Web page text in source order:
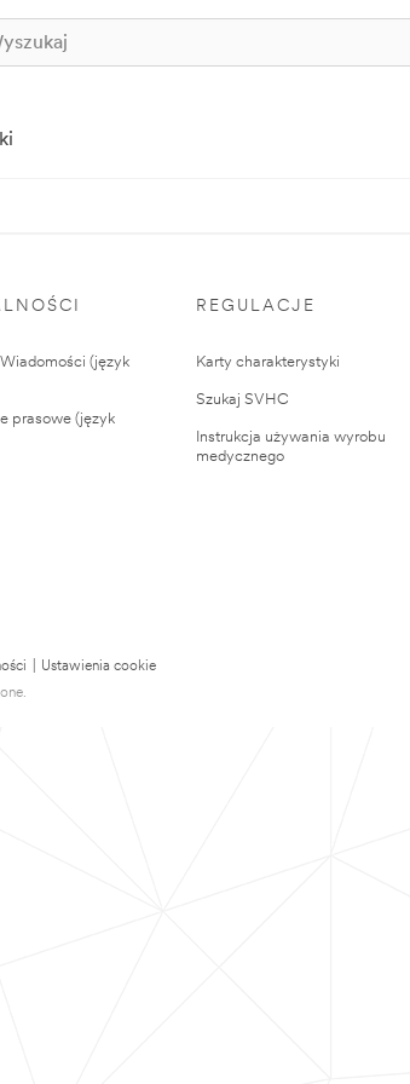
(język
prasowe (język
REGULACJE
Karty charakterystyki
Szukaj SVHC
Instrukcja używania wyrobu
medycznego
Ustawienia cookie